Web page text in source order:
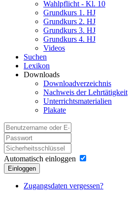
Wahlpflicht - Kl. 10
Grundkurs 1. HJ
Grundkurs 2. HJ
Grundkurs 3. HJ
Grundkurs 4. HJ
Videos
Suchen
Lexikon
Downloads
Downloadverzeichnis
Nachweis der Lehrtätigkeit
Unterrichtsmaterialien
Plakate
Automatisch einloggen
Einloggen
Zugangsdaten vergessen?